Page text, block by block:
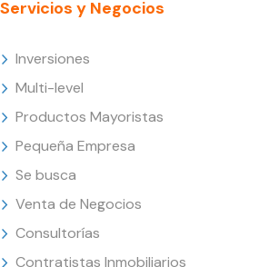
Servicios y Negocios
Inversiones
Multi-level
Productos Mayoristas
Pequeña Empresa
Se busca
Venta de Negocios
Consultorías
Contratistas Inmobiliarios